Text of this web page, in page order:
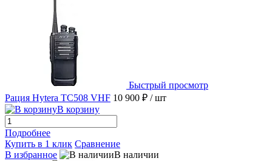
Быстрый просмотр
Рация Hytera TC508 VHF 10 900 ₽ / шт
В корзину
Подробнее
Купить в 1 клик Сравнение
В избранное
В наличии